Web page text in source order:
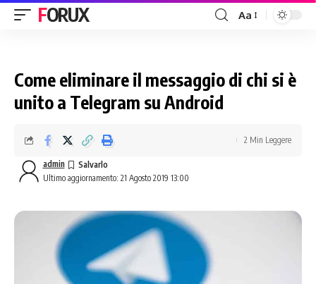
FORUX Aa
Come eliminare il messaggio di chi si è
unito a Telegram su Android
Ultimo aggiornamento: 21 Agosto 2019 13:00
admin
2 Min Leggere